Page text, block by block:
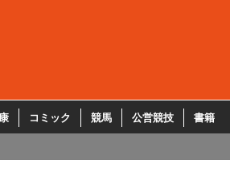
コミック 競馬 公営競技 書籍